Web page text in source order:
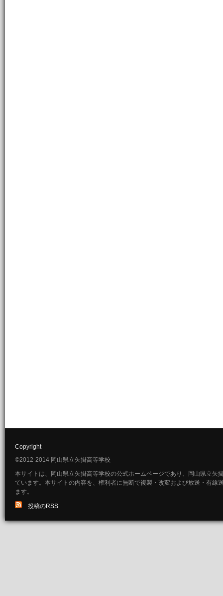
Copyright
©2012-2014 岡山県立矢掛高等学校
本サイトは、岡山県立矢掛高等学校の公式ホームページであり、岡山県立矢
ています。本サイトの内容を、権利者に無断で複製・改変および放送・有線
ます。
投稿のRSS